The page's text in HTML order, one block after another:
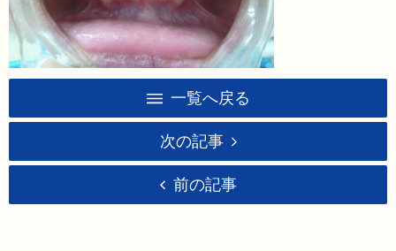
一覧へ戻る
次の記事
前の記事